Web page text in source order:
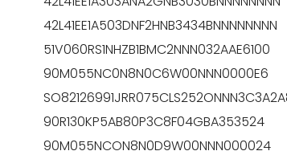
42L41EE1A503DNF2HNB3434BNNNNNNNN
51V060RS1NHZB1BMC2NNN032AAE6100
90M055NC0N8N0C6W00NNN0000E6
90R130KP5AB80P3C8F04GBA353524
90M055NCON8N0D9W00NNN000024